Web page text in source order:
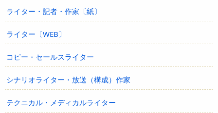
ライター・記者・作家〔紙〕
ライター〔WEB〕
コピー・セールスライター
シナリオライター・放送（構成）作家
テクニカル・メディカルライター